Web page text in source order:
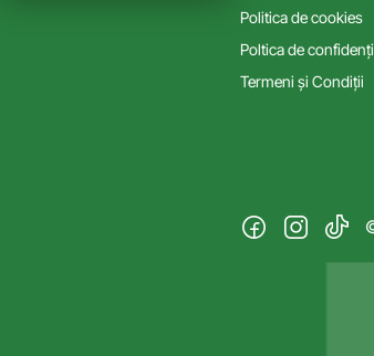
Politica de cookies
Poltica de
Termeni și Condiții